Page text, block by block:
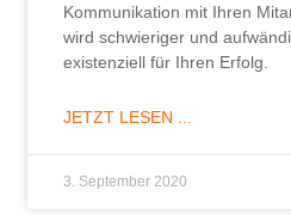
Kommunikation mit Ihren
wird schwieriger und
existenziell für Ihren Erfolg.
JETZT LESEN ...
3. September 2020